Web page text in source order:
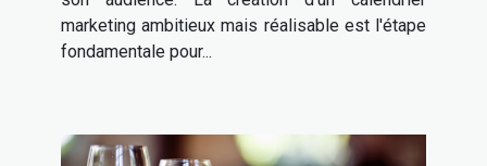
marketing ambitieux mais réalisable est l'étape
fondamentale pour...